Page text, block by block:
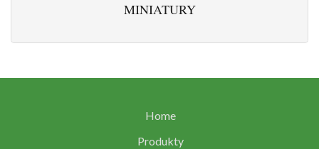
MINIATURY
Home
Produkty